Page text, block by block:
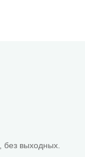
, без выходных.